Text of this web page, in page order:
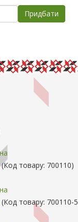
(Код товару: 700110)
(Код товару: 700110-5